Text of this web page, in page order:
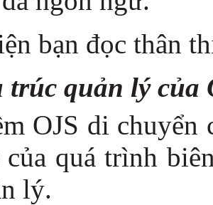
bạn đọc thân
trúc quản lý của
OJS di
quá trình
lý.